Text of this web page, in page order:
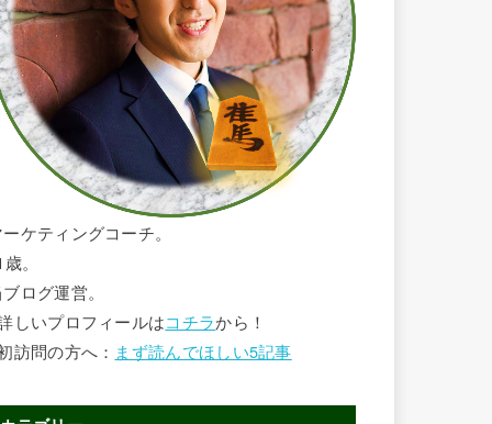
ケティングコーチ。
。
ログ運営。
しいプロフィールはコチラから！
訪問の方へ： まず読んでほしい5記事